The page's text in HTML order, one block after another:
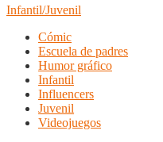
Infantil/Juvenil
Cómic
Escuela de padres
Humor gráfico
Infantil
Influencers
Juvenil
Videojuegos